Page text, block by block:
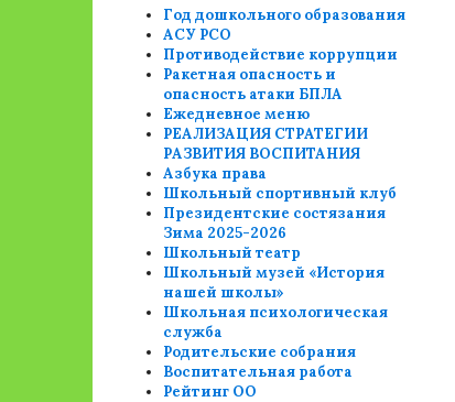
Год дошкольного образования
АСУ РСО
Противодействие коррупции
Ракетная опасность и
опасность атаки БПЛА
Ежедневное меню
РЕАЛИЗАЦИЯ СТРАТЕГИИ
РАЗВИТИЯ ВОСПИТАНИЯ
Азбука права
Школьный спортивный клуб
Президентские состязания
Зима 2025-2026
Школьный театр
Школьный музей «История
нашей школы»
Школьная психологическая
служба
Родительские собрания
Воспитательная работа
Рейтинг ОО